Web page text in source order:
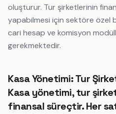
oluşturur. Tur şirketlerinin
yapabilmesi için sektöre özel
cari hesap ve komisyon
gerekmektedir.
Kasa Yönetimi: Tur
Kasa yönetimi, tur
finansal süreçtir. Her